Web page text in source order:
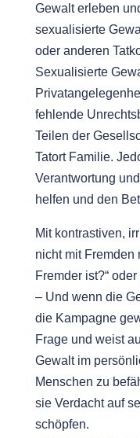
Gewalt erleben
sexualisierte
oder anderen
Sexualisierte
fehlende
Teilen der
Tatort Familie.
Verantwortung
helfen und den
Mit kontrastiven,
nicht mit Fremden
Fremder ist?“
– Und wenn die
die Kampagne
Frage und weist
Gewalt im
Menschen zu
sie Verdacht auf
schöpfen.